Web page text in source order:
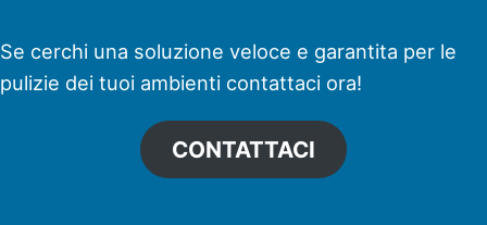
Se cerchi una soluzione veloce e garantita per le
pulizie dei tuoi ambienti contattaci ora!
CONTATTACI